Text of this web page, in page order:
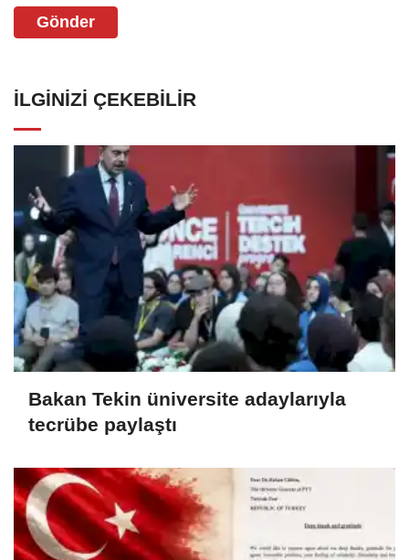
Gönder
İLGINIZI ÇEKEBILIR
Bakan Tekin üniversite adaylarıyla
tecrübe paylaştı